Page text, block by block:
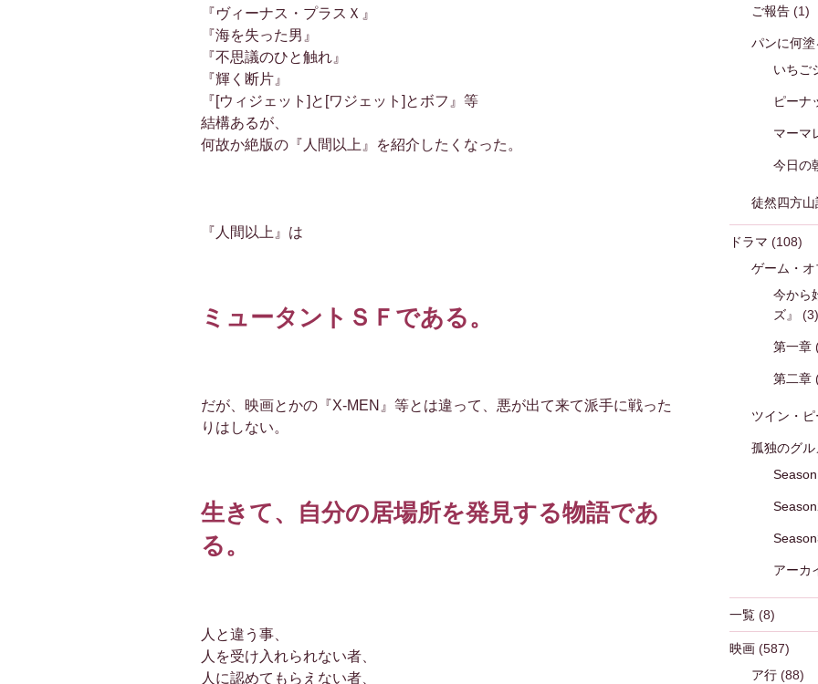
『ヴィーナス・プラスＸ』
『海を失った男』
『不思議のひと触れ』
『輝く断片』
『[ウィジェット]と[ワジェット]とボフ』等
結構あるが、
何故か絶版の『人間以上』を紹介したくなった。
『人間以上』は
ミュータントＳＦである。
だが、映画とかの『X-MEN』等とは違って、悪が出て来て派手に戦った
りはしない。
生きて、自分の居場所を発見する物語であ
る。
人と違う事、
人を受け入れられない者、
人に認めてもらえない者、
ご報告(1)
パンに何塗
いちご
ピーナ
マーマ
今日の
徒然四方山
ドラマ (108)
ゲーム・
今から
ズ』
(3)
第一章
第二章
ツイン・ピ
孤独のグル
アーカ
一覧(8)
映画(587)
ア行(88)